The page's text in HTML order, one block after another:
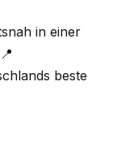
in einer
beste